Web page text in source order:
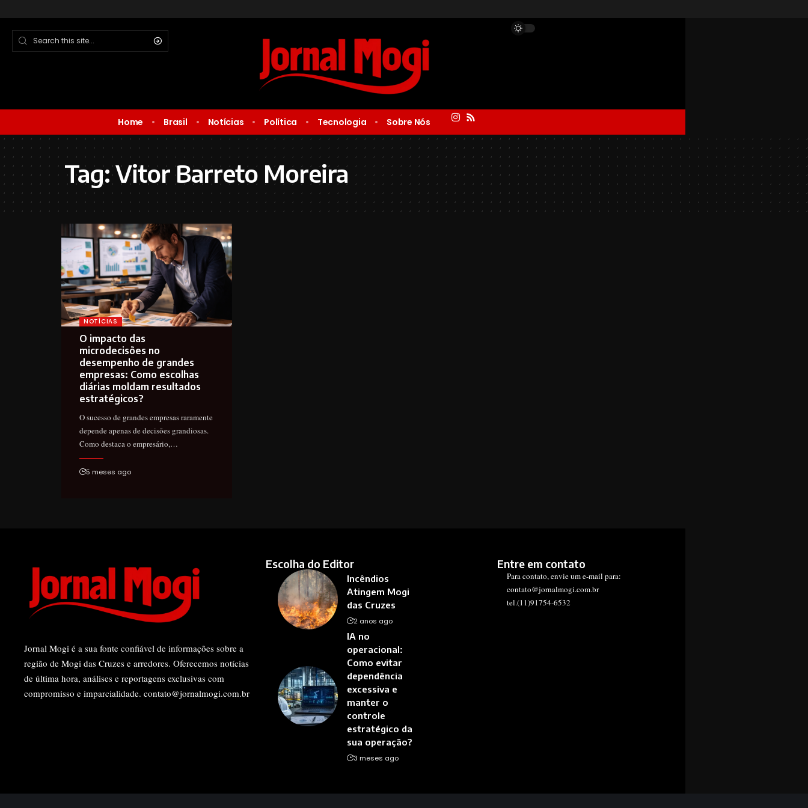
Home Brasil Notícias Política Tecnologia Sobre Nós
Tag:Vitor Barreto Moreira
NOTÍCIAS
O impacto das
microdecisões no
desempenho de grandes
empresas: Como escolhas
diárias moldam resultados
estratégicos?
O sucesso de grandes empresas raramente
depende apenas de decisões grandiosas.
Como destaca o empresário,…
5 meses ago
Jornal Mogi é a sua fonte confiável de informações sobre a
região de Mogi das Cruzes e arredores. Oferecemos notícias
de última hora, análises e reportagens exclusivas com
compromisso e imparcialidade. contato@jornalmogi.com.br
Escolha do Editor
Incêndios
Atingem Mogi
das Cruzes
2 anos ago
IA no
operacional:
Como evitar
dependência
excessiva e
manter o
controle
estratégico da
sua operação?
3 meses ago
Entre em contato
Para contato, envie um e-mail para:
contato@jornalmogi.com.br
tel.(11)91754-6532